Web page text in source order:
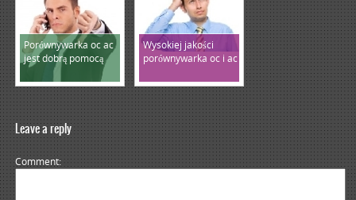
Porównywarka oc ac
jest dobrą pomocą
Wysokiej jakości
porównywarka oc i ac
Leave a reply
Comment